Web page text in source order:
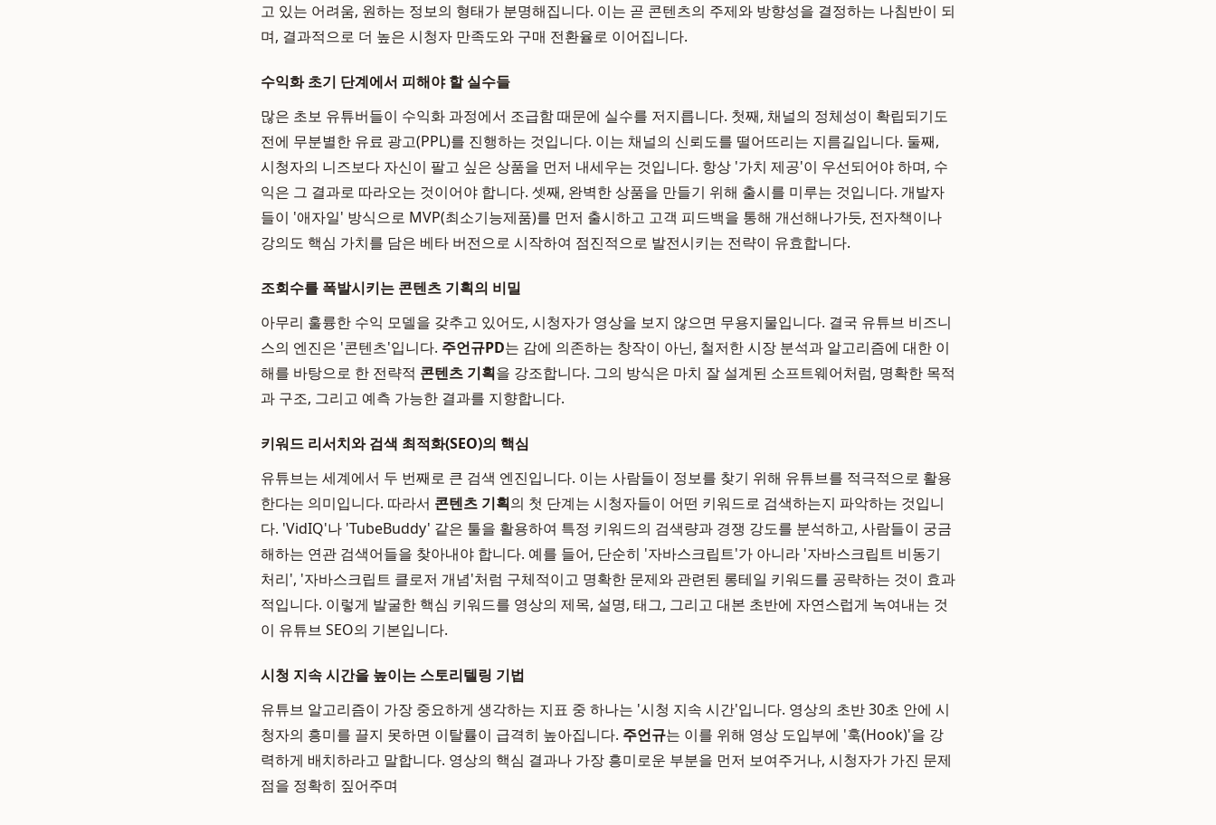
고 있는 어려움, 원하는 정보의 형태가 분명해집니다. 이는 곧 콘텐츠의 주제와 방향성을 결정하는 나침반이 되
며, 결과적으로 더 높은 시청자 만족도와 구매 전환율로 이어집니다.
수익화 초기 단계에서 피해야 할 실수들
많은 초보 유튜버들이 수익화 과정에서 조급함 때문에 실수를 저지릅니다. 첫째, 채널의 정체성이 확립되기도
전에 무분별한 유료 광고(PPL)를 진행하는 것입니다. 이는 채널의 신뢰도를 떨어뜨리는 지름길입니다. 둘째,
시청자의 니즈보다 자신이 팔고 싶은 상품을 먼저 내세우는 것입니다. 항상 '가치 제공'이 우선되어야 하며, 수
익은 그 결과로 따라오는 것이어야 합니다. 셋째, 완벽한 상품을 만들기 위해 출시를 미루는 것입니다. 개발자
들이 '애자일' 방식으로 MVP(최소기능제품)를 먼저 출시하고 고객 피드백을 통해 개선해나가듯, 전자책이나
강의도 핵심 가치를 담은 베타 버전으로 시작하여 점진적으로 발전시키는 전략이 유효합니다.
조회수를 폭발시키는 콘텐츠 기획의 비밀
아무리 훌륭한 수익 모델을 갖추고 있어도, 시청자가 영상을 보지 않으면 무용지물입니다. 결국 유튜브 비즈니
스의 엔진은 '콘텐츠'입니다. 주언규PD는 감에 의존하는 창작이 아닌, 철저한 시장 분석과 알고리즘에 대한 이
해를 바탕으로 한 전략적 콘텐츠 기획을 강조합니다. 그의 방식은 마치 잘 설계된 소프트웨어처럼, 명확한 목적
과 구조, 그리고 예측 가능한 결과를 지향합니다.
키워드 리서치와 검색 최적화(SEO)의 핵심
유튜브는 세계에서 두 번째로 큰 검색 엔진입니다. 이는 사람들이 정보를 찾기 위해 유튜브를 적극적으로 활용
한다는 의미입니다. 따라서 콘텐츠 기획의 첫 단계는 시청자들이 어떤 키워드로 검색하는지 파악하는 것입니
다. 'VidIQ'나 'TubeBuddy' 같은 툴을 활용하여 특정 키워드의 검색량과 경쟁 강도를 분석하고, 사람들이 궁금
해하는 연관 검색어들을 찾아내야 합니다. 예를 들어, 단순히 '자바스크립트'가 아니라 '자바스크립트 비동기
처리', '자바스크립트 클로저 개념'처럼 구체적이고 명확한 문제와 관련된 롱테일 키워드를 공략하는 것이 효과
적입니다. 이렇게 발굴한 핵심 키워드를 영상의 제목, 설명, 태그, 그리고 대본 초반에 자연스럽게 녹여내는 것
이 유튜브 SEO의 기본입니다.
시청 지속 시간을 높이는 스토리텔링 기법
유튜브 알고리즘이 가장 중요하게 생각하는 지표 중 하나는 '시청 지속 시간'입니다. 영상의 초반 30초 안에 시
청자의 흥미를 끌지 못하면 이탈률이 급격히 높아집니다. 주언규는 이를 위해 영상 도입부에 '훅(Hook)'을 강
력하게 배치하라고 말합니다. 영상의 핵심 결과나 가장 흥미로운 부분을 먼저 보여주거나, 시청자가 가진 문제
점을 정확히 짚어주며